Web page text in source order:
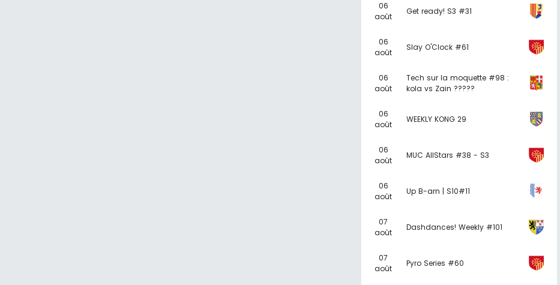
06
août
Get ready! S3 #31
06
août
Slay O'Clock #61
06
août
Tech sur la moquette #98 :
kola vs Zain ?????
06
août
WEEKLY KONG 29
06
août
MUC AllStars #38 - S3
06
août
Up B-arn | S10#11
07
août
Dashdances! Weekly #101
07
août
Pyro Series #60